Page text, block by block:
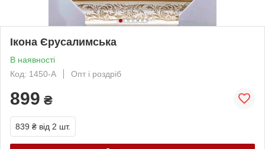
Ікона Єрусалимська
В наявності
Код: 1450-A
Опт і роздріб
899 ₴
839 ₴ від 2 шт.